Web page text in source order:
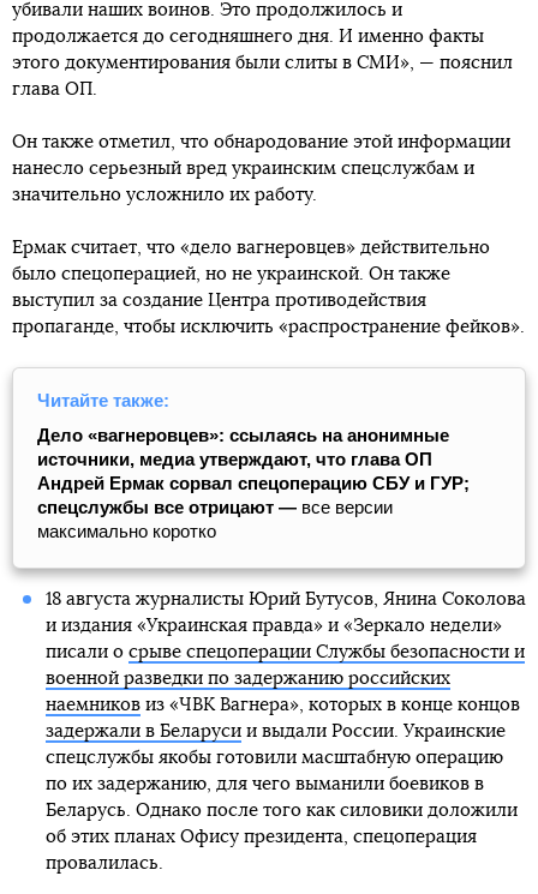
убивали наших воинов. Это продолжилось и
продолжается до сегодняшнего дня. И именно факты
этого документирования были слиты в СМИ», — пояснил
глава ОП.
Он также отметил, что обнародование этой информации
нанесло серьезный вред украинским спецслужбам и
значительно усложнило их работу.
Ермак считает, что «дело вагнеровцев» действительно
было спецоперацией, но не украинской. Он также
выступил за создание Центра противодействия
пропаганде, чтобы исключить «распространение фейков».
Читайте также:
Дело «вагнеровцев»: ссылаясь на анонимные
источники, медиа утверждают, что глава ОП
Андрей Ермак сорвал спецоперацию СБУ и ГУР;
спецслужбы все отрицают — все версии
максимально коротко
18 августа журналисты Юрий Бутусов, Янина Соколова
и издания «Украинская правда» и «Зеркало недели»
писали о срыве спецоперации Службы безопасности и
военной разведки по задержанию российских
наемниковиз «ЧВК Вагнера», которых в конце концов
задержали в Беларусии выдали России. Украинские
спецслужбы якобы готовили масштабную операцию
по их задержанию, для чего выманили боевиков в
Беларусь. Однако после того как силовики доложили
об этих планах Офису президента, спецоперация
провалилась.